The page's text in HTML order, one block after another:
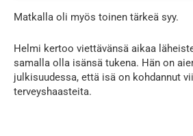
Matkalla oli myös toinen tärkeä syy.
Helmi kertoo viettävänsä aikaa
samalla olla isänsä tukena. Hän on
julkisuudessa, että isä on kohdannut
terveyshaasteita.